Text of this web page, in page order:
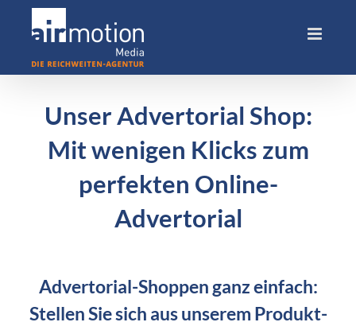
Unser Advertorial Shop:
Mit wenigen Klicks zum
perfekten Online-
Advertorial
Advertorial-Shoppen ganz einfach:
Stellen Sie sich aus unserem Produkt-